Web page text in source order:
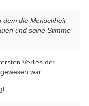
dem die Menschheit
und seine Stimme
Verlies der
war.